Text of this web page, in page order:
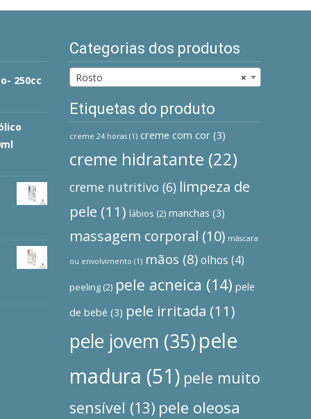
250cc
Categorias dos produtos
×
Rosto
Etiquetas do produto
creme 24 horas (1) creme com cor (3)
creme hidratante (22)
creme nutritivo (6) limpeza de
pele (11) lábios (2) manchas (3)
massagem corporal (10) máscara
ou envolvimento (1) mãos (8)olhos (4)
peeling (2) pele acneica (14) pele
de bebé (3) pele irritada (11)
pele jovem (35)pele
madura (51) pele muito
sensível (13) pele oleosa